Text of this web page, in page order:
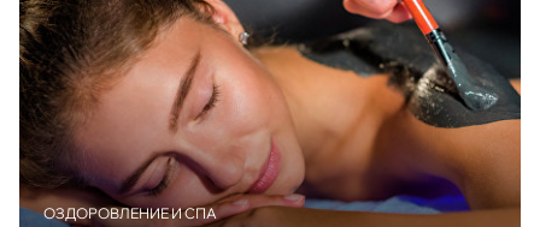
ОЗДОРОВЛЕНИЕ И СПА